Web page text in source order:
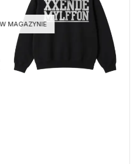
MAGAZYNIE